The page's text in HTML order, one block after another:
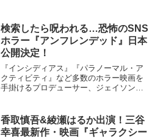
検索したら呪われる…恐怖のSNS
ホラー『アンフレンデッド』日本
公開決定！
『インシディアス』『パラノーマル・ア
クティビティ』など多数のホラー映画を
手掛けるプロデューサー、ジェイソン・
る恐怖を描く“新感覚SNSホラー映画『ア
ンフレンデッド』...
香取慎吾&綾瀬はるか出演！三谷
幸喜最新作・映画『ギャラクシー